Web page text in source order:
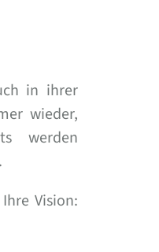
in ihrer
wieder,
werden
Vision: